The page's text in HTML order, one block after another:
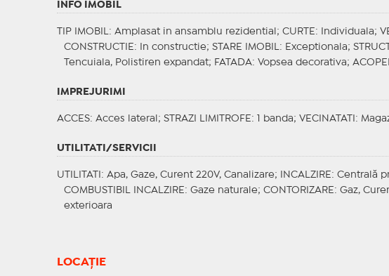
INFO IMOBIL
TIP IMOBIL : Amplasat in ansamblu rezidential; CURTE : Individuala;
CONSTRUCTIE : In constructie; STARE IMOBIL : Exceptionala;
Tencuiala, Polistiren expandat; FATADA: Vopsea decorativa;
IMPREJURIMI
ACCES: Acces lateral; STRAZI LIMITROFE : 1 banda; VECINATATI :
UTILITATI/SERVICII
UTILITATI : Apa, Gaze, Curent 220V, Canalizare; INCALZIRE : Centrală
COMBUSTIBIL INCALZIRE : Gaze naturale; CONTORIZARE : Gaz,
exterioara
LOCAȚIE